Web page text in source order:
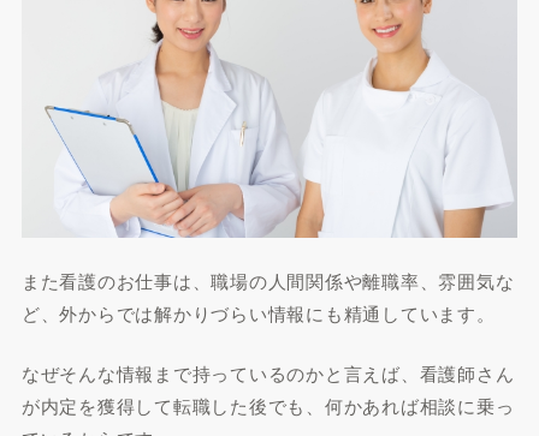
また看護のお仕事は、職場の人間関係や離職率、雰囲気な
ど、外からでは解かりづらい情報にも精通しています。
なぜそんな情報まで持っているのかと言えば、看護師さん
が内定を獲得して転職した後でも、何かあれば相談に乗っ